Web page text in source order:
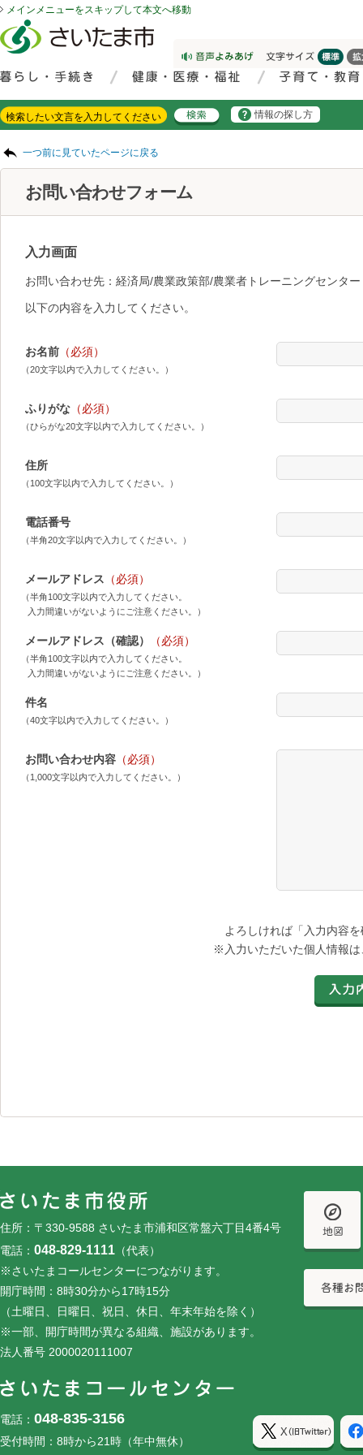
メインメニューをスキップして本文へ移動
情報の探し方
一つ前に見ていたページに戻る
お問い合わせフォーム
入力画面
お問い合わせ先：経済局/農業政策部/農業者トレーニングセンター
以下の内容を入力してください。
お名前 （必須）
（20文字以内で入力してください。）
ふりがな （必須）
（ひらがな20文字以内で入力してください。）
住所
（100文字以内で入力してください。）
電話番号
（半角20文字以内で入力してください。）
メールアドレス （必須）
（半角100文字以内で入力してください。
入力間違いがないようにご注意ください。）
メールアドレス（確認） （必須）
（半角100文字以内で入力してください。
入力間違いがないようにご注意ください。）
件名
（40文字以内で入力してください。）
お問い合わせ内容 （必須）
（1,000文字以内で入力してください。）
よろしければ「入力内容
※入力いただいた個人情報
住所：〒330-9588 さいたま市浦和区常盤六丁目4番4号
電話： 048-829-1111 （代表）
※さいたまコールセンターにつながります。
開庁時間：8時30分から17時15分
（土曜日、日曜日、祝日、休日、年末年始を除く）
※一部、開庁時間が異なる組織、施設があります。
法人番号 2000020111007
電話： 048-835-3156
受付時間：8時から21時（年中無休）